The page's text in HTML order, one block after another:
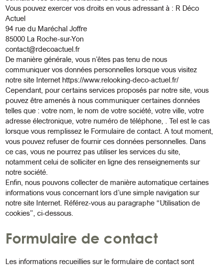
Vous pouvez exercer vos droits en vous adressant à : R Déco
Actuel
94 rue du Maréchal Joffre
85000 La Roche-sur-Yon
contact@rdecoactuel.fr
De manière générale, vous n’êtes pas tenu de nous
communiquer vos données personnelles lorsque vous visitez
notre site Internet https://www.relooking-deco-actuel.fr/
Cependant, pour certains services proposés par notre site, vous
pouvez être amenés à nous communiquer certaines données
telles que : votre nom, le nom de votre société, votre ville, votre
adresse électronique, votre numéro de téléphone, . Tel est le cas
lorsque vous remplissez le Formulaire de contact. A tout moment,
vous pouvez refuser de fournir ces données personnelles. Dans
ce cas, vous ne pourrez pas utiliser les services du site,
notamment celui de solliciter en ligne des renseignements sur
notre société.
Enfin, nous pouvons collecter de manière automatique certaines
informations vous concernant lors d’une simple navigation sur
notre site Internet. Référez-vous au paragraphe “Utilisation de
cookies”, ci-dessous.
Formulaire de contact
Les informations recueillies sur le formulaire de contact sont